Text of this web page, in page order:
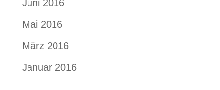
Juni 2016
Mai 2016
März 2016
Januar 2016